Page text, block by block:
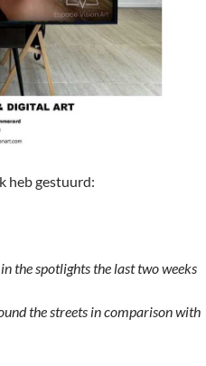
heb gestuurd:
the spotlights the last two weeks
the streets in comparison with